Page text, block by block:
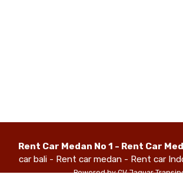
Rent Car Medan No 1 - Rent Car
car bali - Rent car medan - Rent car
Powered by CV Jaguar